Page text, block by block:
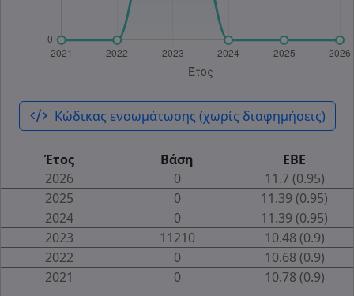
code_xml Κώδικας ενσωμάτωσης (χωρίς διαφημήσεις)
Έτος Βάση
ΕΒΕ
2026
0
11.7 (0.95)
2025
0
11.39 (0.95)
2024
0
11.39 (0.95)
2023
11210
10.48 (0.9)
2022
0
10.68 (0.9)
2021
0 10.78 (0.9)